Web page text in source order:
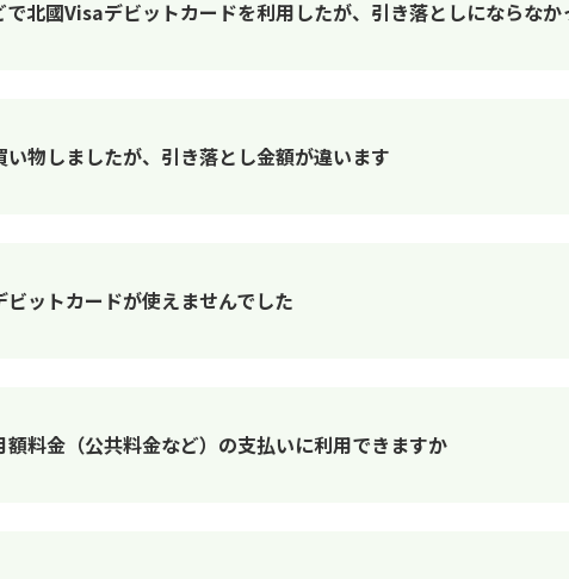
北國Visaデビットカードを利用したが、引き落としにならなか
物しましたが、引き落とし金額が違います
ットカードが使えませんでした
料金（公共料金など）の支払いに利用できますか